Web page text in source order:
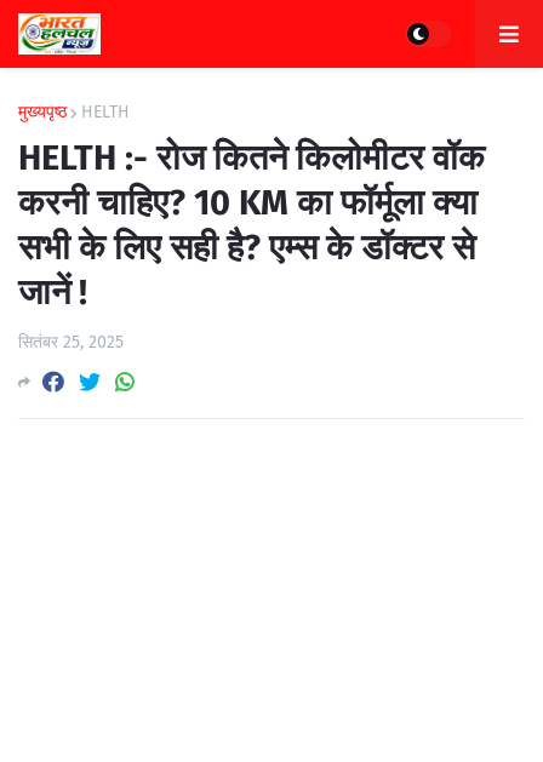
मुख्यपृष्ठ HELTH
HELTH :- रोज कितने किलोमीटर वॉक
करनी चाहिए? 10 KM का फॉर्मूला क्या
सभी के लिए सही है? एम्स के डॉक्टर से
जानें !
सितंबर 25, 2025